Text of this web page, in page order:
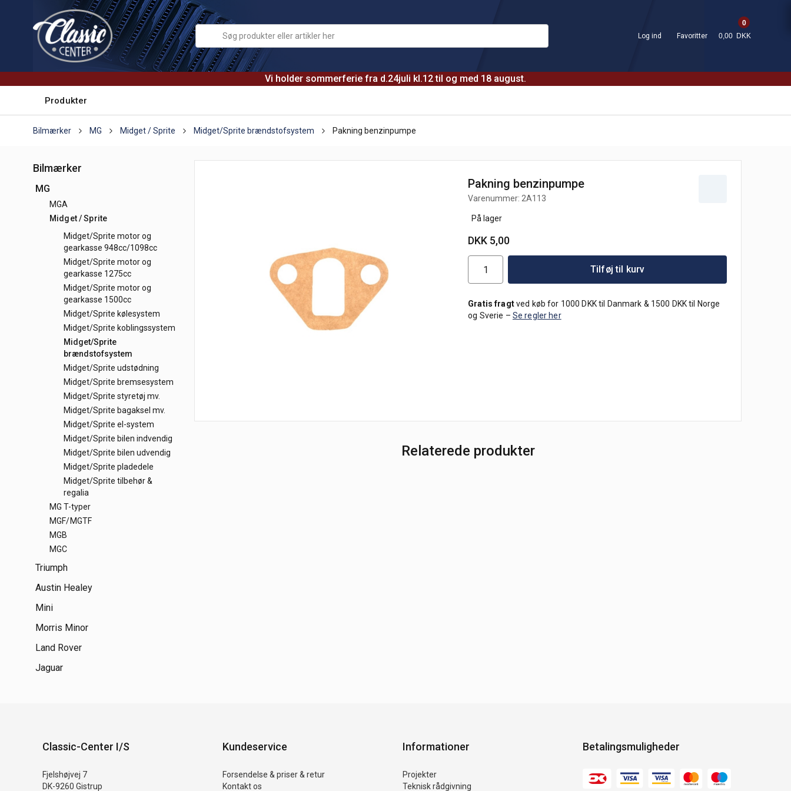
Vi holder sommerferie fra d.24juli kl.12 til og med 18 august.
Log ind Favoritter
0
0,00 DKK
Produkter
Bilmærker MG Midget / Sprite Midget/Sprite brændstofsystem Pakning benzinpumpe
Bilmærker
MG
MGA
Midget / Sprite
Midget/Sprite motor og
gearkasse 948cc/1098cc
Midget/Sprite motor og
gearkasse 1275cc
Midget/Sprite motor og
gearkasse 1500cc
Midget/Sprite kølesystem
Midget/Sprite koblingssystem
Midget/Sprite
brændstofsystem
Midget/Sprite udstødning
Midget/Sprite bremsesystem
Midget/Sprite styretøj mv.
Midget/Sprite bagaksel mv.
Midget/Sprite el-system
Midget/Sprite bilen indvendig
Midget/Sprite bilen udvendig
Midget/Sprite pladedele
Midget/Sprite tilbehør &
regalia
MG T-typer
MGF/MGTF
MGB
MGC
Triumph
Austin Healey
Mini
Morris Minor
Land Rover
Jaguar
Pakning benzinpumpe
Varenummer: 2A113
På lager
DKK 5,00
Tilføj til kurv
Gratis fragtved køb for 1000 DKK til Danmark & 1500 DKK til Norge
og Sverie – Se regler her
Relaterede produkter
Classic-Center I/S
Fjelshøjvej 7
DK-9260 Gistrup
Kundeservice
Forsendelse & priser & retur
Kontakt os
Informationer
Projekter
Teknisk rådgivning
Betalingsmuligheder